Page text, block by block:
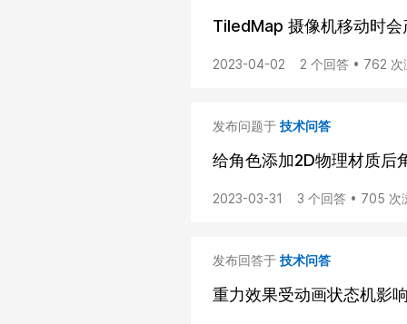
TiledMap 摄像机移动时
2023-04-02 2 个回答 • 762 次
发布问题于 技术问答
给角色添加2D物理材质后
2023-03-31 3 个回答 • 705 次
发布回答于 技术问答
重力效果受动画状态机影